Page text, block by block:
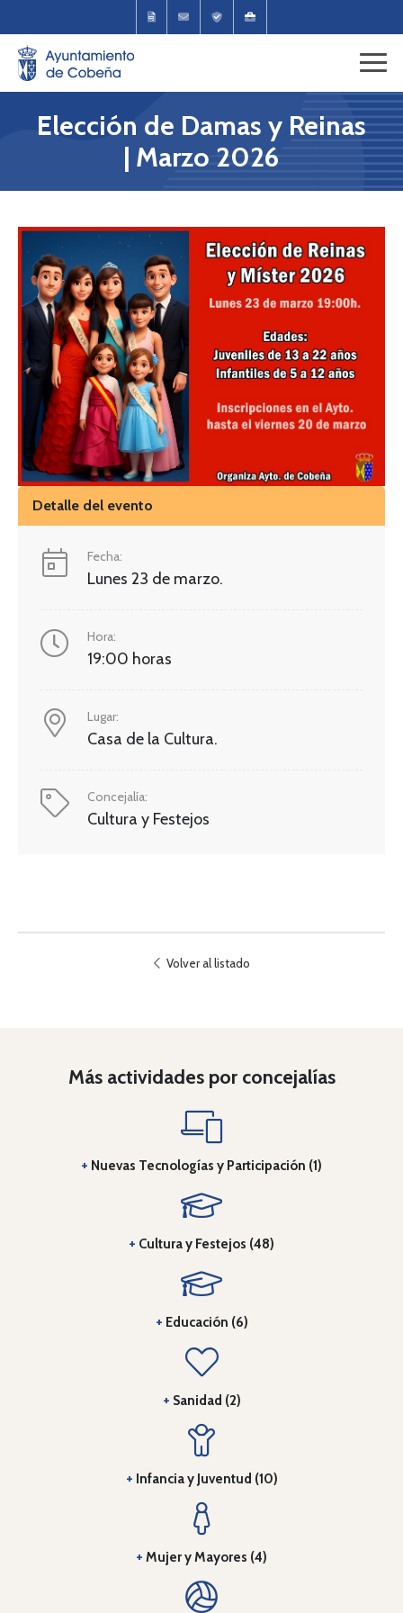
Elección de Damas y Reinas
| Marzo 2026
Detalle del evento
Fecha:
Lunes 23 de marzo.
Hora:
19:00 horas
Lugar:
Casa de la Cultura.
Concejalía:
Cultura y Festejos
Volver al listado
Más actividades por concejalías
+ Nuevas Tecnologías y Participación (1)
+ Cultura y Festejos (48)
+ Educación (6)
+ Sanidad (2)
+ Infancia y Juventud (10)
+ Mujer y Mayores (4)